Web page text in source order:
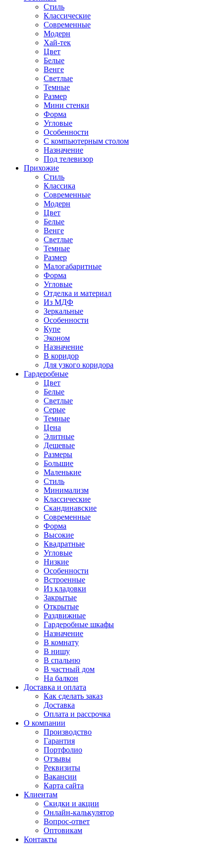
Стиль
Классические
Современные
Модерн
Хай-тек
Цвет
Белые
Венге
Светлые
Темные
Размер
Мини стенки
Форма
Угловые
Особенности
С компьютерным столом
Назначение
Под телевизор
Прихожие
Стиль
Классика
Современные
Модерн
Цвет
Белые
Венге
Светлые
Темные
Размер
Малогабаритные
Форма
Угловые
Отделка и материал
Из МДФ
Зеркальные
Особенности
Купе
Эконом
Назначение
В коридор
Для узкого коридора
Гардеробные
Цвет
Белые
Светлые
Серые
Темные
Цена
Элитные
Дешевые
Размеры
Большие
Маленькие
Стиль
Минимализм
Классические
Скандинавские
Современные
Форма
Высокие
Квадратные
Угловые
Низкие
Особенности
Встроенные
Из кладовки
Закрытые
Открытые
Раздвижные
Гардеробные шкафы
Назначение
В комнату
В нишу
В спальню
В частный дом
На балкон
Доставка и оплата
Как сделать заказ
Доставка
Оплата и рассрочка
О компании
Производство
Гарантия
Портфолио
Отзывы
Реквизиты
Вакансии
Карта сайта
Клиентам
Скидки и акции
Онлайн-калькулятор
Вопрос-ответ
Оптовикам
Контакты